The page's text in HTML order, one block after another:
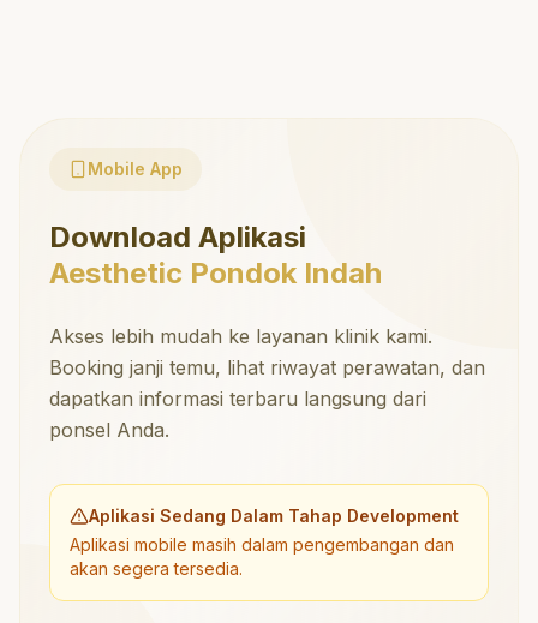
Mobile App
Download Aplikasi
Aesthetic Pondok Indah
Akses lebih mudah ke layanan klinik kami.
Booking janji temu, lihat riwayat perawatan, dan
dapatkan informasi terbaru langsung dari
ponsel Anda.
Aplikasi Sedang Dalam Tahap Development
Aplikasi mobile masih dalam pengembangan dan
akan segera tersedia.